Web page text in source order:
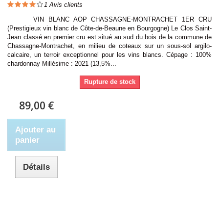
1 Avis clients
VIN BLANC AOP CHASSAGNE-MONTRACHET 1ER CRU
(Prestigieux vin blanc de Côte-de-Beaune en Bourgogne) Le Clos Saint-
Jean classé en premier cru est situé au sud du bois de la commune de
Chassagne-Montrachet, en milieu de coteaux sur un sous-sol argilo-
calcaire, un terroir exceptionnel pour les vins blancs. Cépage : 100%
chardonnay Millésime : 2021 (13,5%...
Rupture de stock
89,00 €
Ajouter au
panier
Détails